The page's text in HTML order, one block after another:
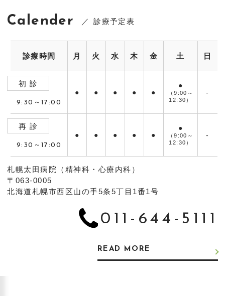
Calender 診療予定表
診療時間 月 火 水 木 金 土 日
初 診
9:30～17:00
● ● ● ● ●
●
（9:00～
12:30）
-
再 診
9:30～17:00
● ● ● ● ●
●
（9:00～
12:30）
-
札幌太田病院（精神科・心療内科）
〒063-0005
北海道札幌市西区山の手5条5丁目1番1号
011-644-5111
READ MORE